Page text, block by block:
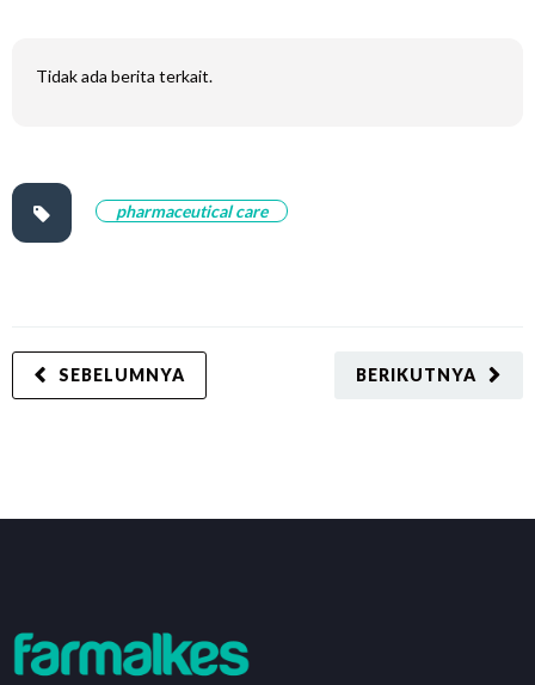
Tidak ada berita terkait.
pharmaceutical care
BERIKUTNYA
SEBELUMNYA